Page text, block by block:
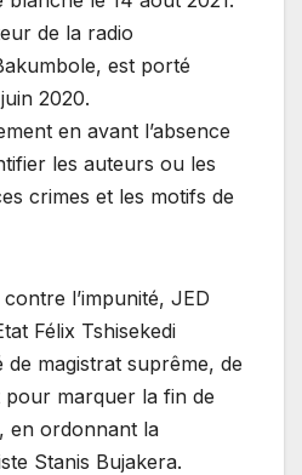
de la radio
est porté
2020.
en avant l’absence
les auteurs ou les
crimes et les motifs de
l’impunité, JED
Félix Tshisekedi
de magistrat suprême, de
marquer la fin de
en ordonnant la
Stanis Bujakera.